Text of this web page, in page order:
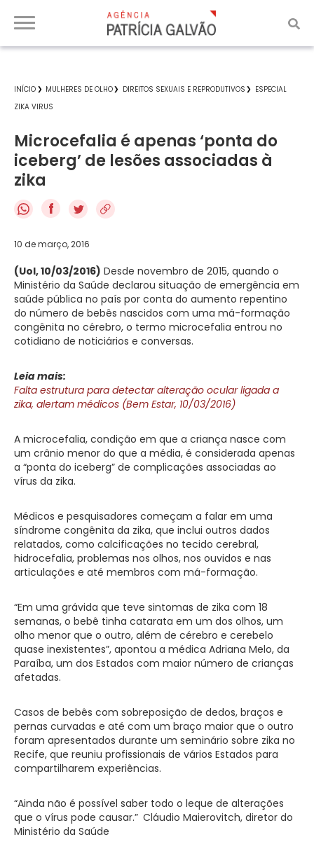
INÍCIO MULHERES DE OLHO DIREITOS SEXUAIS E REPRODUTIVOS
ESPECIAL
ZIKA VIRUS
Microcefalia é apenas ‘ponta do
iceberg’ de lesões associadas à
zika
f
10 de março, 2016
(Uol, 10/03/2016) Desde novembro de 2015, quando o
Ministério da Saúde declarou situação de emergência em
saúde pública no país por conta do aumento repentino
do número de bebês nascidos com uma má-formação
congênita no cérebro, o termo microcefalia entrou no
cotidiano de noticiários e conversas.
Leia mais:
Falta estrutura para detectar alteração ocular ligada a
zika, alertam médicos (Bem Estar, 10/03/2016)
A microcefalia, condição em que a criança nasce com
um crânio menor do que a média, é considerada apenas
a “ponta do iceberg” de complicações associadas ao
vírus da zika.
Médicos e pesquisadores começam a falar em uma
síndrome congênita da zika, que inclui outros dados
relatados, como calcificações no tecido cerebral,
hidrocefalia, problemas nos olhos, nos ouvidos e nas
articulações e até membros com má-formação.
“Em uma grávida que teve sintomas de zika com 18
semanas, o bebê tinha catarata em um dos olhos, um
olho menor que o outro, além de cérebro e cerebelo
quase inexistentes”, apontou a médica Adriana Melo, da
Paraíba, um dos Estados com maior número de crianças
afetadas.
Casos de bebês com sobreposição de dedos, braços e
pernas curvadas e até com um braço maior que o outro
foram apresentados durante um seminário sobre zika no
Recife, que reuniu profissionais de vários Estados para
compartilharem experiências.
“Ainda não é possível saber todo o leque de alterações
que o vírus pode causar.” Cláudio Maierovitch, diretor do
Ministério da Saúde